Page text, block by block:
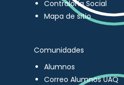
Contraloría Social
Mapa de sitio
Comunidades
Alumnos
Correo Alumnos UAQ